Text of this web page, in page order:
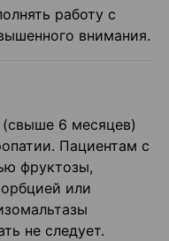
работу с
внимания.
6 месяцев)
Пациентам с
фруктозы,
или
не следует.